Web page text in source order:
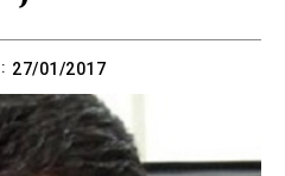
27/01/2017